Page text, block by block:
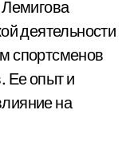
Лемигова
деятельности
спортсменов
Ее опыт и
на